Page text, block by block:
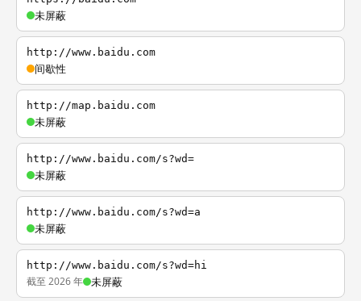
未屏蔽
http://www.baidu.com
间歇性
http://map.baidu.com
未屏蔽
http://www.baidu.com/s?wd=
未屏蔽
http://www.baidu.com/s?wd=a
未屏蔽
http://www.baidu.com/s?wd=hi
截至 2026 年 未屏蔽